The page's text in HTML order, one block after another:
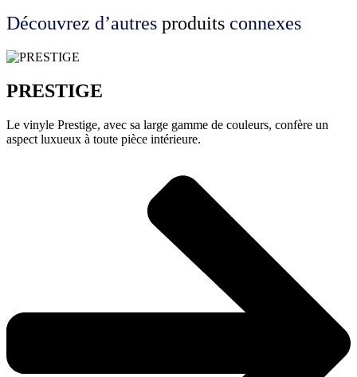
Découvrez d’autres produits connexes
PRESTIGE
Le vinyle Prestige, avec sa large gamme de couleurs, confère un
aspect luxueux à toute pièce intérieure.